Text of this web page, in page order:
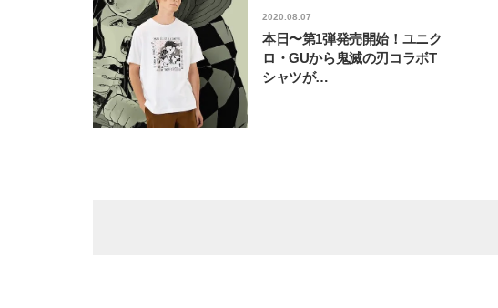
2020.08.07
本日〜第1弾発売開始！ユニク
ロ・GUから鬼滅の刃コラボT
シャツが…